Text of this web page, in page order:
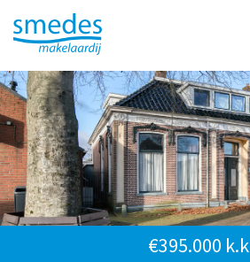
€395.000 k.k